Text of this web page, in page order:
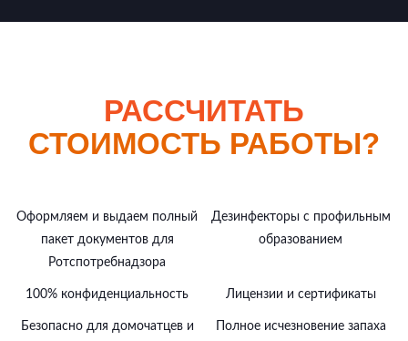
РАССЧИТАТЬ
СТОИМОСТЬ РАБОТЫ?
Оформляем и выдаем полный
пакет документов для
Ротспотребнадзора
Дезинфекторы с профильным
образованием
100% конфиденциальность Лицензии и сертификаты
Безопасно для домочатцев и
Полное исчезновение запаха